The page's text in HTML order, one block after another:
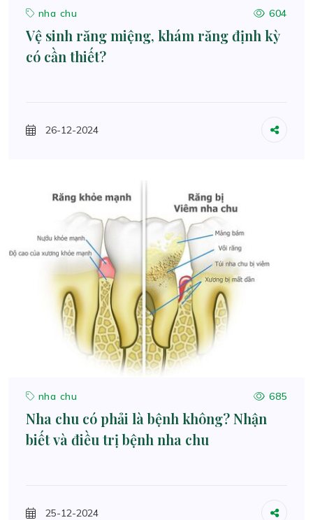
nha chu 604
Vệ sinh răng miệng, khám răng định kỳ
có cần thiết?
26-12-2024
nha chu 685
Nha chu có phải là bệnh không? Nhận
biết và điều trị bệnh nha chu
25-12-2024